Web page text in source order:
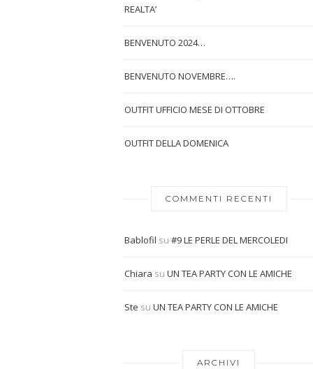
REALTA’
BENVENUTO 2024…
BENVENUTO NOVEMBRE….
OUTFIT UFFICIO MESE DI OTTOBRE
OUTFIT DELLA DOMENICA
COMMENTI RECENTI
Bablofil su #9 LE PERLE DEL MERCOLEDI
Chiara su UN TEA PARTY CON LE AMICHE
Ste su UN TEA PARTY CON LE AMICHE
ARCHIVI